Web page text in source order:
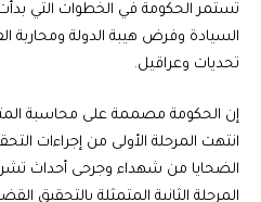
تستمر الحكومة في الخطوات التي
السيادة وفرض هيبة الدولة ومحاربة
تحديات وعراقيل.
إن الحكومة مصممة على محاسبة
انتهت المرحلة الأولى من إجراءات
المرحلة الثانية المتمثلة بالتحقيق